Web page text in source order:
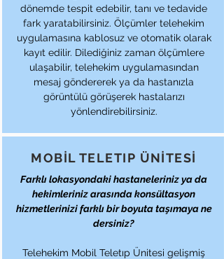
dönemde tespit edebilir, tanı ve tedavide
fark yaratabilirsiniz. Ölçümler telehekim
uygulamasına kablosuz ve otomatik olarak
kayıt edilir. Dilediğiniz zaman ölçümlere
ulaşabilir, telehekim uygulamasından
mesaj göndererek ya da hastanızla
görüntülü görüşerek hastalarızı
yönlendirebilirsiniz.
MOBİL TELETIP ÜNİTESİ
Farklı lokasyondaki hastaneleriniz ya da
hekimleriniz arasında konsültasyon
hizmetlerinizi farklı bir boyuta taşımaya ne
dersiniz?
Telehekim Mobil Teletıp Ünitesi gelişmiş